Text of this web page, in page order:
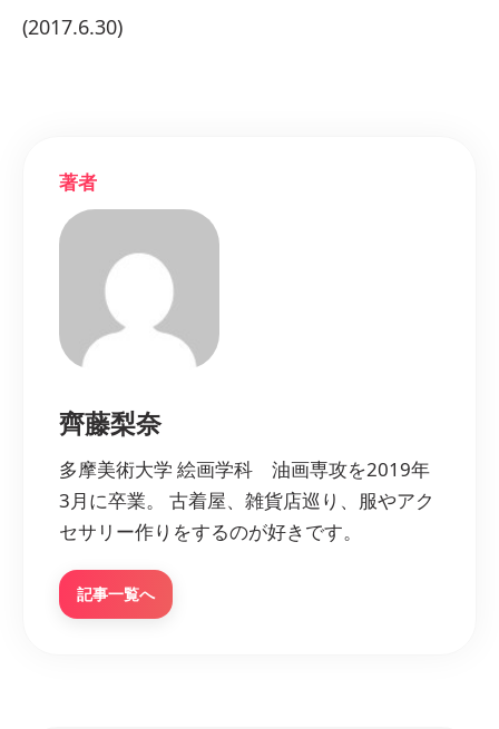
(2017.6.30)
著者
齊藤梨奈
多摩美術大学 絵画学科 油画専攻を2019年
3月に卒業。 古着屋、雑貨店巡り、服やアク
セサリー作りをするのが好きです。
記事一覧へ